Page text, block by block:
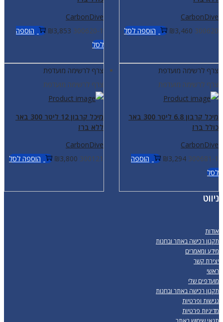
CarbonDive
300620
₪3,460 הוספה לסל
CarbonDive
300620-1
₪3,853
הוספה
לסל
צרף לרשימה מועדפת
צרף לרשימה מועדפת
מיכל קרבון 6.8 ליטר 300 באר
כולל ברז
CarbonDive
300681-1
₪3,294
הוספה
לסל
צרף לרשימה מועדפת
צרף לרשימה מועדפת
מיכל קרבון 12 ליטר 300 באר
ללא ברז
CarbonDive
300121
₪3,800 הוספה לסל
ניווט
אודות
תקנון רכישה באתר ובחנות
מידע ומאמרים
יצירת קשר
ראשי
מועדפים שלי
תקנון רכישה באתר ובחנות
נגישות ופרטיות
מדיניות פרטיות